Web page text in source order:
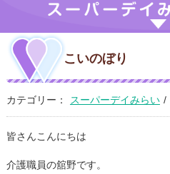
こいのぼり
カテゴリー： スーパーデイみらい /
皆さんこんにちは
介護職員の舘野です。